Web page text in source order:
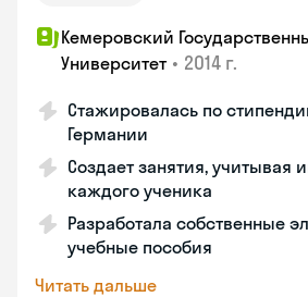
Кемеровский
Университет • 2014 г.
Стажировалась по
Германии
Создает занятия, учитывая
каждого ученика
Разработала собственные
учебные пособия
Читать дальше